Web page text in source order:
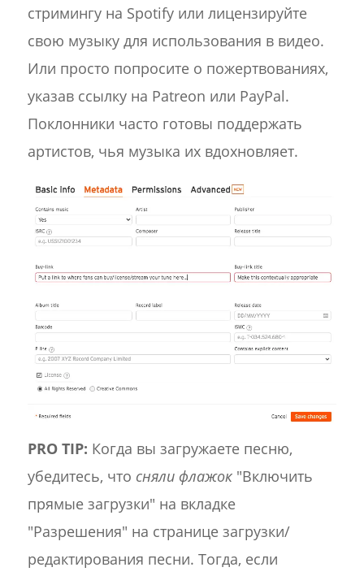
стримингу на Spotify или лицензируйте
свою музыку для использования в видео.
Или просто попросите о пожертвованиях,
указав ссылку на Patreon или PayPal.
Поклонники часто готовы поддержать
артистов, чья музыка их вдохновляет.
PRO TIP: Когда вы загружаете песню,
убедитесь, что сняли флажок"Включить
прямые загрузки" на вкладке
"Разрешения" на странице загрузки/
редактирования песни. Тогда, если